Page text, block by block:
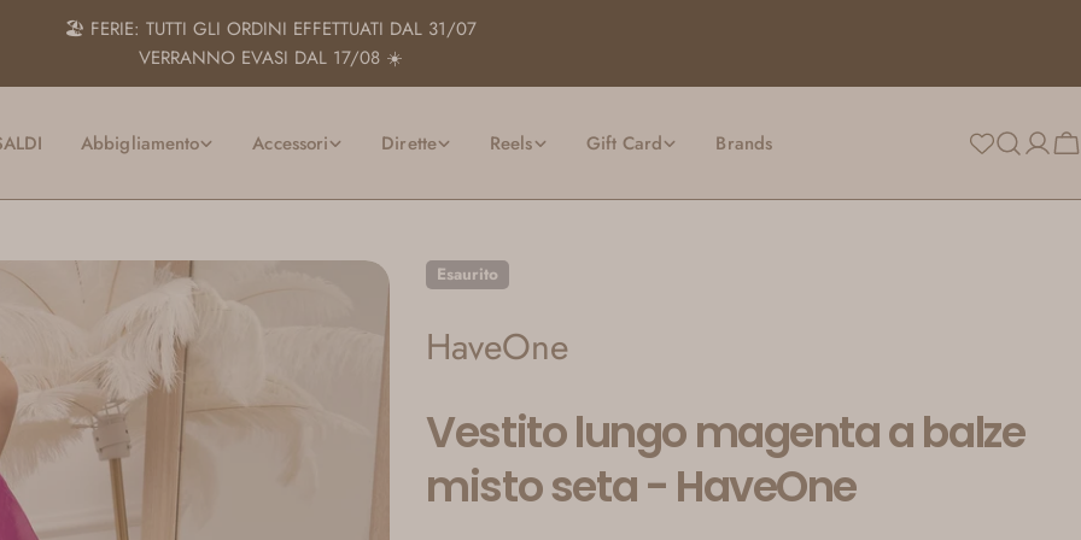
🏖️ FERIE: TUTTI GLI ORDINI EFFETTUATI DAL 31/07
VERRANNO EVASI DAL 17/08 ☀️
Abbigliamento Accessori Dirette Reels Gift Card Brands Login
Esaurito
HaveOne
Vestito lungo magenta a balze
misto seta - HaveOne